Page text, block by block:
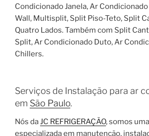
Condicionado Janela, Ar
Wall, Multisplit, Split Piso-Teto, Split
Quatro Lados. Também com Split
Split, Ar Condicionado Duto, Ar
Chillers.
Serviços de Instalação para ar
em São Paulo.
Nós daJC REFRIGERAÇÃO, somos
especializada em manutenção,